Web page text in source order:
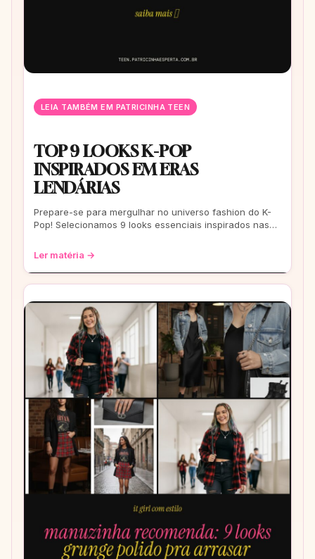
LEIA TAMBÉM EM PATRICINHA TEEN
TOP 9 LOOKS K-POP
INSPIRADOS EM ERAS
LENDÁRIAS
Prepare-se para mergulhar no universo fashion do K-
Pop! Selecionamos 9 looks essenciais inspirados nas
Ler matéria →